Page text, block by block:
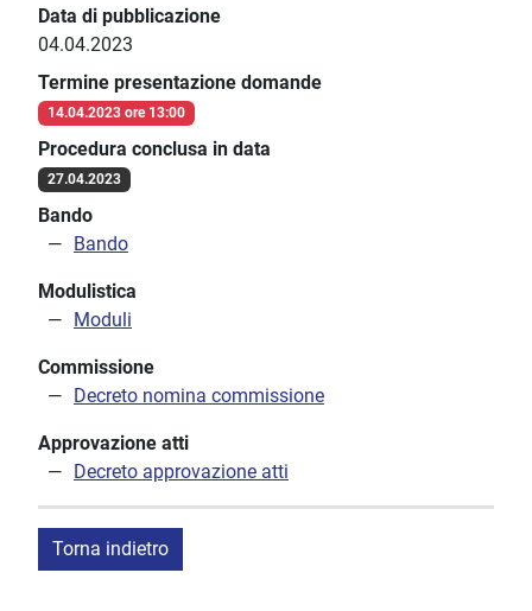
Data di pubblicazione
04.04.2023
Termine presentazione domande
14.04.2023 ore 13:00
Procedura conclusa in data
27.04.2023
Bando
Bando
Modulistica
Moduli
Commissione
Decreto nomina commissione
Approvazione atti
Decreto approvazione atti
Torna indietro